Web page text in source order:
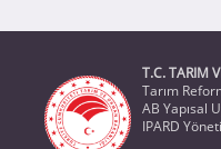
T.C. TARIM
Tarım
AB Yapısal
IPARD